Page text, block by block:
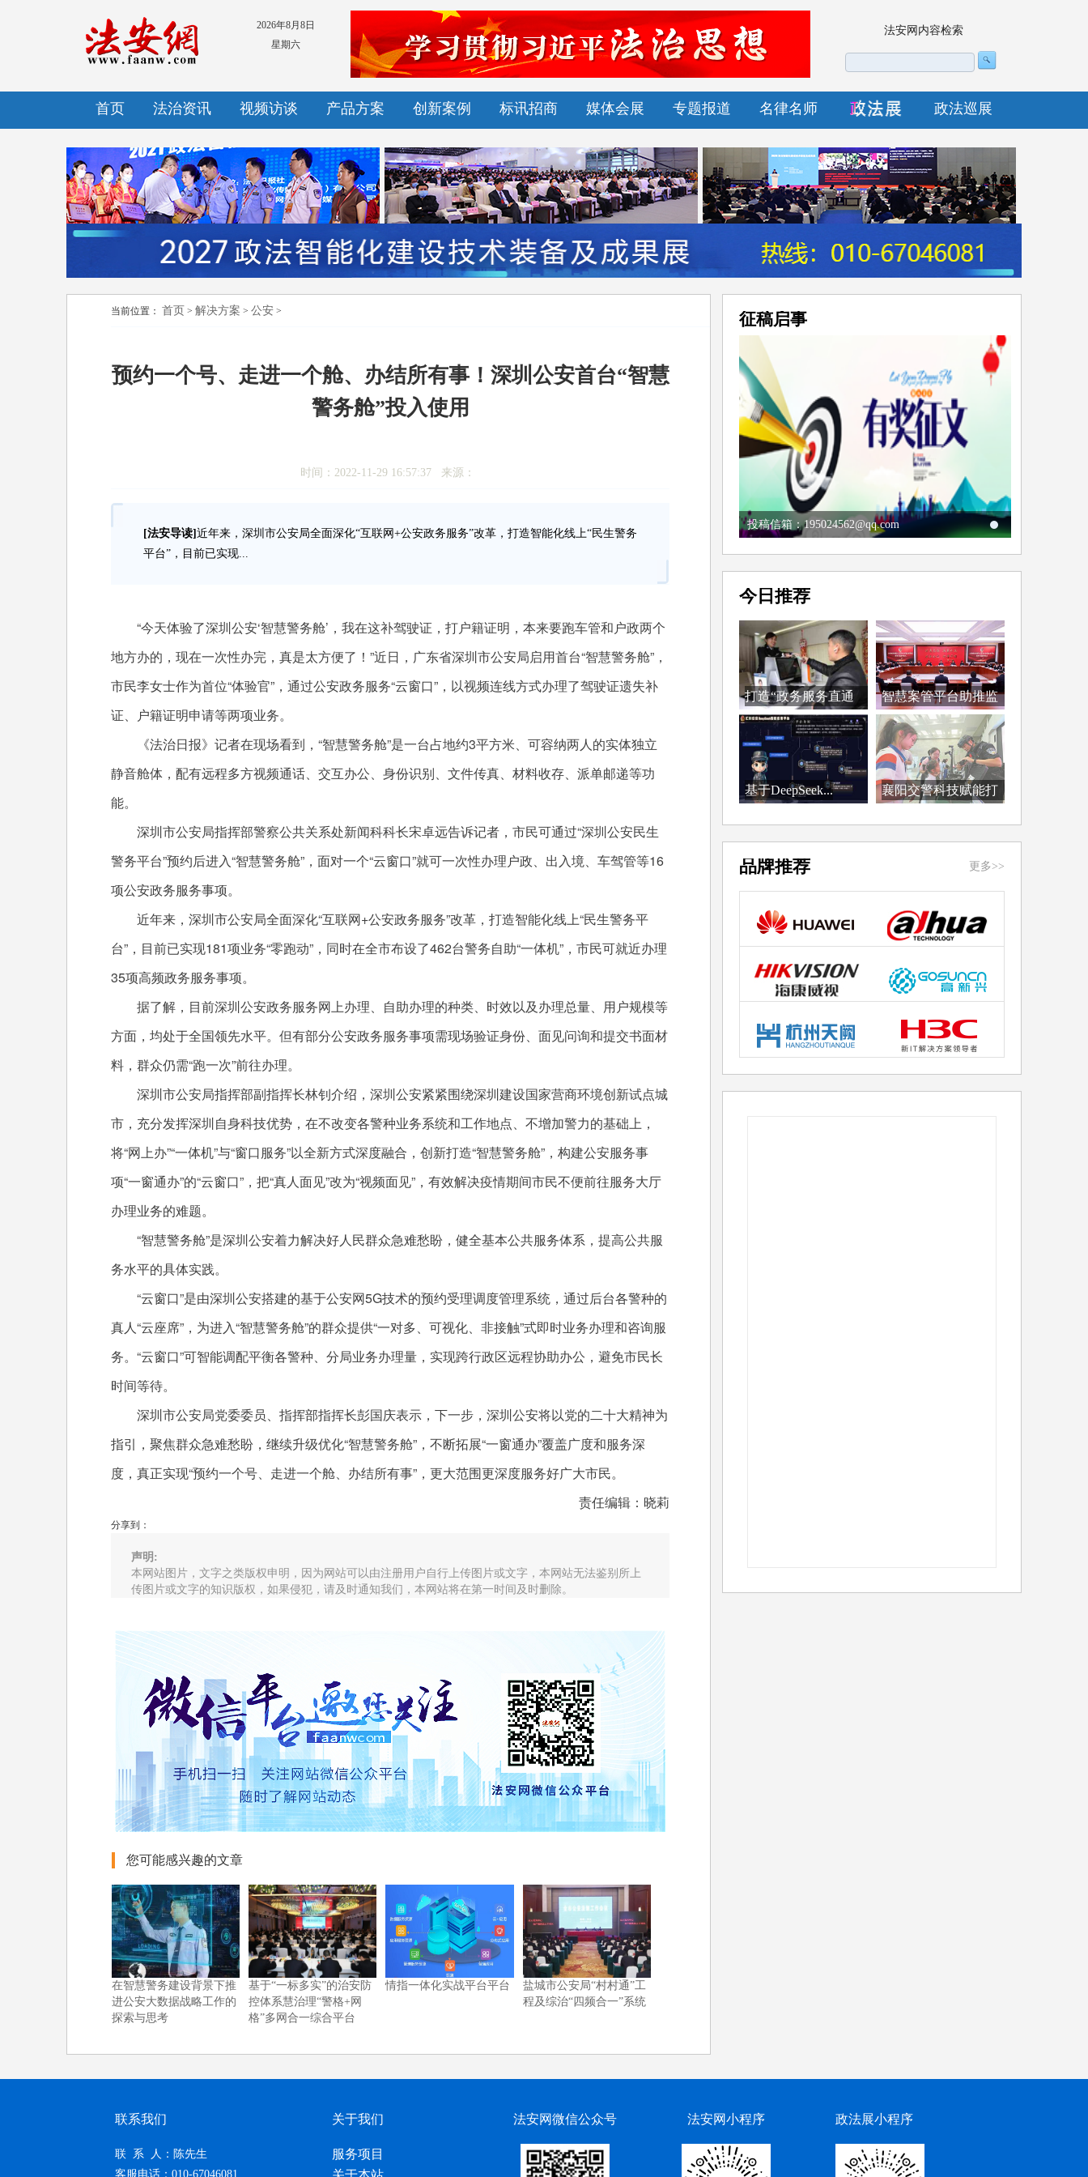
2026年8月8日
星期六
法安网内容检索
首页 法治资讯 视频访谈 产品方案 创新案例 标讯招商 媒体会展 专题报道 名律名师 政法巡展
当前位置： 首页 > 解决方案 > 公安 >
预约一个号、走进一个舱、办结所有事！深圳公安首台“智慧
警务舱”投入使用
时间：2022-11-29 16:57:37 来源：
[法安导读] 近年来，深圳市公安局全面深化“互联网+公安政务服务”改革，打造智能化线上“民生警务
平台”，目前已实现...
“今天体验了深圳公安‘智慧警务舱’，我在这补驾驶证，打户籍证明，本来要跑车管和户政两个
地方办的，现在一次性办完，真是太方便了！”近日，广东省深圳市公安局启用首台“智慧警务舱”，
市民李女士作为首位“体验官”，通过公安政务服务“云窗口”，以视频连线方式办理了驾驶证遗失补
证、户籍证明申请等两项业务。
《法治日报》记者在现场看到，“智慧警务舱”是一台占地约3平方米、可容纳两人的实体独立
静音舱体，配有远程多方视频通话、交互办公、身份识别、文件传真、材料收存、派单邮递等功
能。
深圳市公安局指挥部警察公共关系处新闻科科长宋卓远告诉记者，市民可通过“深圳公安民生
警务平台”预约后进入“智慧警务舱”，面对一个“云窗口”就可一次性办理户政、出入境、车驾管等16
项公安政务服务事项。
近年来，深圳市公安局全面深化“互联网+公安政务服务”改革，打造智能化线上“民生警务平
台”，目前已实现181项业务“零跑动”，同时在全市布设了462台警务自助“一体机”，市民可就近办理
35项高频政务服务事项。
据了解，目前深圳公安政务服务网上办理、自助办理的种类、时效以及办理总量、用户规模等
方面，均处于全国领先水平。但有部分公安政务服务事项需现场验证身份、面见问询和提交书面材
料，群众仍需“跑一次”前往办理。
深圳市公安局指挥部副指挥长林钊介绍，深圳公安紧紧围绕深圳建设国家营商环境创新试点城
市，充分发挥深圳自身科技优势，在不改变各警种业务系统和工作地点、不增加警力的基础上，
将“网上办”“一体机”与“窗口服务”以全新方式深度融合，创新打造“智慧警务舱”，构建公安服务事
项“一窗通办”的“云窗口”，把“真人面见”改为“视频面见”，有效解决疫情期间市民不便前往服务大厅
办理业务的难题。
“智慧警务舱”是深圳公安着力解决好人民群众急难愁盼，健全基本公共服务体系，提高公共服
务水平的具体实践。
“云窗口”是由深圳公安搭建的基于公安网5G技术的预约受理调度管理系统，通过后台各警种的
真人“云座席”，为进入“智慧警务舱”的群众提供“一对多、可视化、非接触”式即时业务办理和咨询服
务。“云窗口”可智能调配平衡各警种、分局业务办理量，实现跨行政区远程协助办公，避免市民长
时间等待。
深圳市公安局党委委员、指挥部指挥长彭国庆表示，下一步，深圳公安将以党的二十大精神为
指引，聚焦群众急难愁盼，继续升级优化“智慧警务舱”，不断拓展“一窗通办”覆盖广度和服务深
度，真正实现“预约一个号、走进一个舱、办结所有事”，更大范围更深度服务好广大市民。
责任编辑：晓莉
分享到：
声明:
本网站图片，文字之类版权申明，因为网站可以由注册用户自行上传图片或文字，本网站无法鉴别所上
传图片或文字的知识版权，如果侵犯，请及时通知我们，本网站将在第一时间及时删除。
您可能感兴趣的文章
在智慧警务建设背景下推
进公安大数据战略工作的
探索与思考
基于“一标多实”的治安防
控体系慧治理“警格+网
格”多网合一综合平台
情指一体化实战平台平台
盐城市公安局“村村通”工
程及综治“四频合一”系统
征稿启事
投稿信箱：195024562@qq.com
今日推荐
打造“政务服务直通
车...
智慧案管平台助推监
督...
基于DeepSeek...
襄阳交警科技赋能打
品牌推荐 更多>>
联系我们
联 系 人：陈先生
客服电话：010-67046081
关于我们
服务项目
法安网微信公众号 法安网小程序 政法展小程序